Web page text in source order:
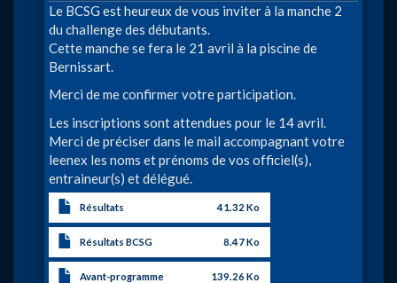
Le BCSG est heureux de vous inviter à la manche 2
du challenge des débutants.
Cette manche se fera le 21 avril à la piscine de
Bernissart.
Merci de me confirmer votre participation.
Les inscriptions sont attendues pour le 14 avril.
Merci de préciser dans le mail accompagnant votre
leenex les noms et prénoms de vos officiel(s),
entraineur(s) et délégué.
Résultats 41.32 Ko
Résultats BCSG 8.47 Ko
Avant-programme 139.26 Ko